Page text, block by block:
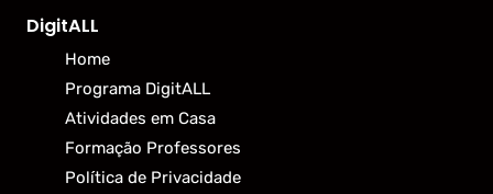
DigitALL
Home
Programa DigitALL
Atividades em Casa
Formação Professores
Política de Privacidade